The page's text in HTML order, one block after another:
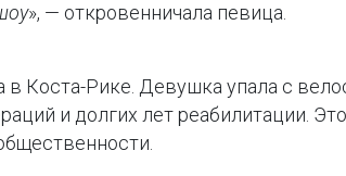
», — откровенничала певица.
Коста-Рике. Девушка упала с
и долгих лет реабилитации.